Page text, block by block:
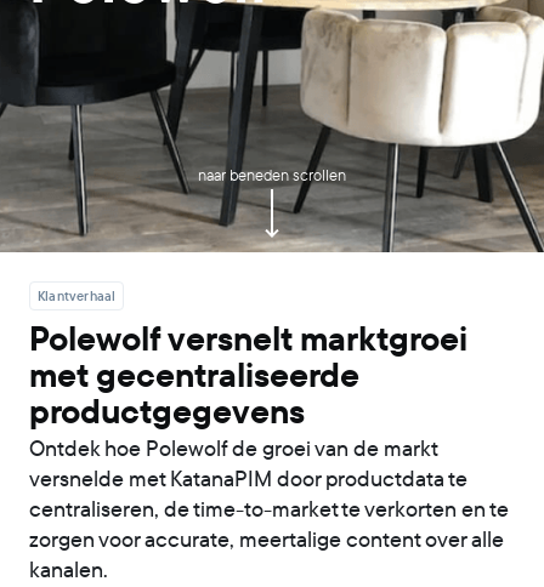
naar beneden scrollen
Klantverhaal
Polewolf versnelt marktgroei
met gecentraliseerde
productgegevens
Ontdek hoe Polewolf de groei van de markt
versnelde met KatanaPIM door productdata te
centraliseren, de time-to-market te verkorten en te
zorgen voor accurate, meertalige content over alle
kanalen.